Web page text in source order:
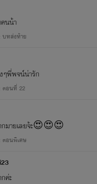
นน้า
บทส่งท้าย
ๆพี่พจน์น่ารัก
ตอนที่ 22
กมายเลยจ้ะ😍😍😍
ตอนพิเศษ
ค่ะ